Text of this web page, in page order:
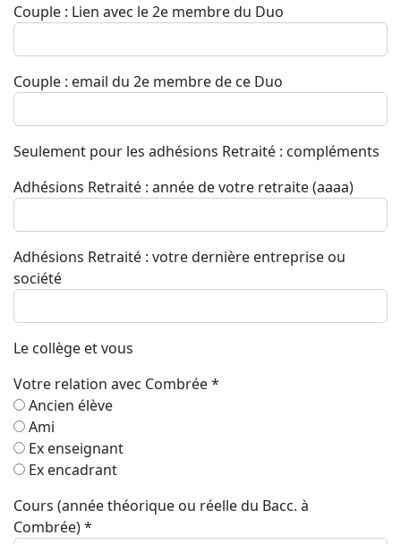
Couple : Lien avec le 2e membre du Duo
Couple : email du 2e membre de ce Duo
Seulement pour les adhésions Retraité : compléments
Adhésions Retraité : année de votre retraite (aaaa)
Adhésions Retraité : votre dernière entreprise ou
société
Le collège et vous
Votre relation avec Combrée*
Ancien élève
Ami
Ex enseignant
Ex encadrant
Cours (année théorique ou réelle du Bacc. à
Combrée)*